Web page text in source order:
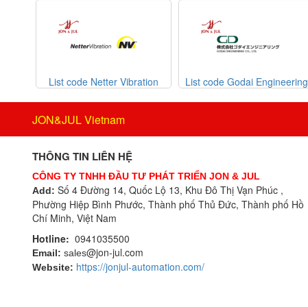
Bernstein
BIFOLD
Bihl+wiedemann
Bihl+wiedemann Vietnam
Biuged Vietnam
BLH NOBEL
Brecon Vietnam
Bronkhorst
Brook Instrument
Brook Instrument Vietnam
Burkert
List code Netter Vibration List code Godai Engineering
JON&JUL Vietnam
THÔNG TIN LIÊN HỆ
CÔNG TY TNHH ĐẦU TƯ PHÁT TRIỂN JON & JUL
Add: Số 4 Đường 14, Quốc Lộ 13, Khu Đô Thị Vạn Phúc ,
Phường Hiệp Bình Phước, Thành phố Thủ Đức, Thành phố Hồ
Chí Minh, Việt Nam
Hotline: 0941035500
Email: sales@jon-jul.com
Website: https://jonjul-automation.com/